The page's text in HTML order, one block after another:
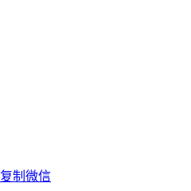
复制微信